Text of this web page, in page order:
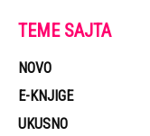
TEME SAJTA
NOVO
E-KNJIGE
UKUSNO